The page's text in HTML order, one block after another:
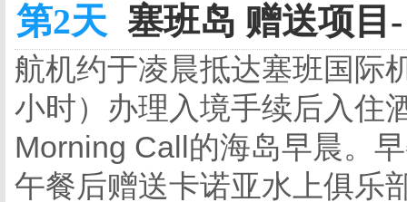
第2天 塞班岛 赠送项目
航机约于凌晨抵达塞班国际
小时）办理入境手续后入住
Morning Call的海岛早晨。
午餐后赠送卡诺亚水上俱乐